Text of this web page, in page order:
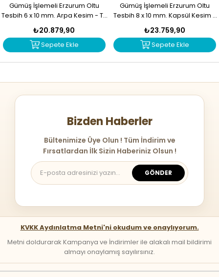
Gümüş İşlemeli Erzurum Oltu
Tesbih 6 x 10 mm. Arpa Kesim - T-
1916
₺20.879,90
Sepete Ekle
Gümüş İşlemeli Erzurum Oltu
Tesbih 8 x 10 mm. Kapsül Kesim -
T-1915
₺23.759,90
Sepete Ekle
Bizden Haberler
Bültenimize Üye Olun ! Tüm İndirim ve
Fırsatlardan İlk Sizin Haberiniz Olsun !
GÖNDER
KVKK Aydınlatma Metni'ni okudum ve onaylıyorum.
Metni doldurarak Kampanya ve İndirimler ile alakalı mail bildirimi
almayı onaylamış sayılırsınız.